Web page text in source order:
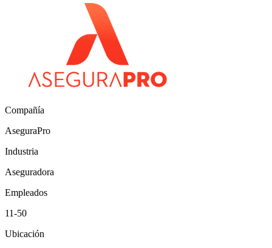
Compañía
AseguraPro
Industria
Aseguradora
Empleados
11-50
Ubicación